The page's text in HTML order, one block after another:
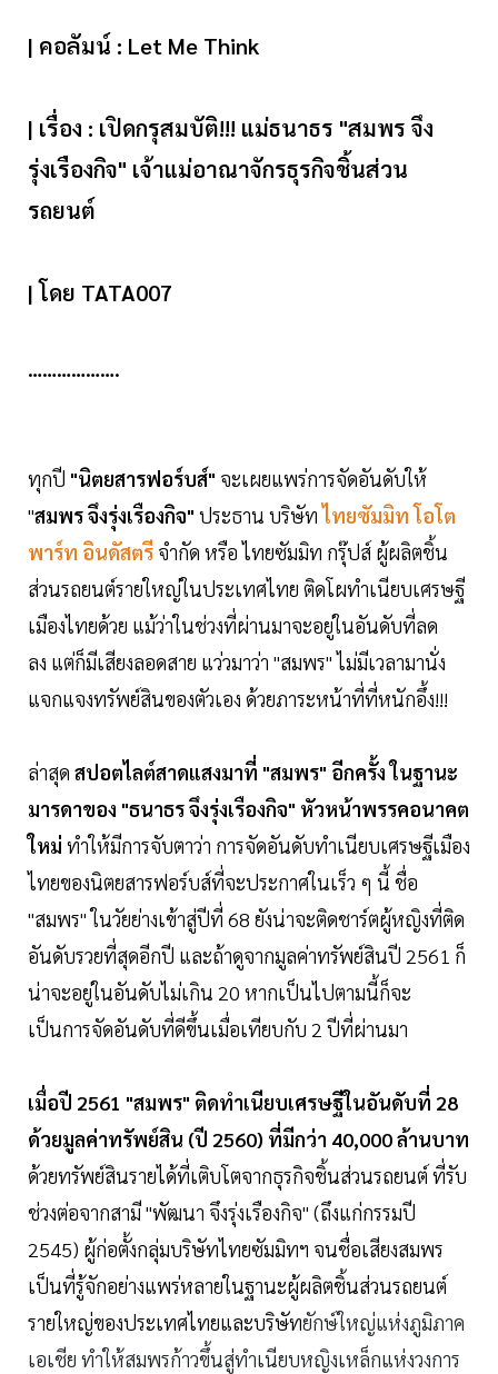
| คอลัมน์ : Let Me Think
| เรื่อง : เปิดกรุสมบัติ!!! แม่ธนาธร "สมพร จึง
รุ่งเรืองกิจ" เจ้าแม่อาณาจักรธุรกิจชิ้นส่วน
รถยนต์
| โดย TATA007
……………….
ทุกปี "นิตยสารฟอร์บส์" จะเผยแพร่การจัดอันดับให้
"สมพร จึงรุ่งเรืองกิจ" ประธาน บริษัทไทยซัมมิท โอโต
พาร์ท อินดัสตรี จำกัด หรือ ไทยซัมมิท กรุ๊ปส์ ผู้ผลิตชิ้น
ส่วนรถยนต์รายใหญ่ในประเทศไทย ติดโผทำเนียบเศรษฐี
เมืองไทยด้วย แม้ว่าในช่วงที่ผ่านมาจะอยู่ในอันดับที่ลด
ลง แต่ก็มีเสียงลอดสาย แว่วมาว่า "สมพร" ไม่มีเวลามานั่ง
แจกแจงทรัพย์สินของตัวเอง ด้วยภาระหน้าที่ที่หนักอึ้ง!!!
ล่าสุด สปอตไลต์สาดแสงมาที่ "สมพร" อีกครั้ง ในฐานะ
มารดาของ "ธนาธร จึงรุ่งเรืองกิจ" หัวหน้าพรรคอนาคต
ใหม่ ทำให้มีการจับตาว่า การจัดอันดับทำเนียบเศรษฐีเมือง
ไทยของนิตยสารฟอร์บส์ที่จะประกาศในเร็ว ๆ นี้ ชื่อ
"สมพร" ในวัยย่างเข้าสู่ปีที่ 68 ยังน่าจะติดชาร์ตผู้หญิงที่ติด
อันดับรวยที่สุดอีกปี และถ้าดูจากมูลค่าทรัพย์สินปี 2561 ก็
น่าจะอยู่ในอันดับไม่เกิน 20 หากเป็นไปตามนี้ก็จะ
เป็นการจัดอันดับที่ดีขึ้นเมื่อเทียบกับ 2 ปีที่ผ่านมา
เมื่อปี 2561 "สมพร" ติดทำเนียบเศรษฐีในอันดับที่ 28
ด้วยมูลค่าทรัพย์สิน (ปี 2560) ที่มีกว่า 40,000 ล้านบาท
ด้วยทรัพย์สินรายได้ที่เติบโตจากธุรกิจชิ้นส่วนรถยนต์ ที่รับ
ช่วงต่อจากสามี "พัฒนา จึงรุ่งเรืองกิจ" (ถึงแก่กรรมปี
2545) ผู้ก่อตั้งกลุ่มบริษัทไทยซัมมิทฯ จนชื่อเสียงสมพร
เป็นที่รู้จักอย่างแพร่หลายในฐานะผู้ผลิตชิ้นส่วนรถยนต์
รายใหญ่ของประเทศไทยและบริษัทยักษ์ใหญ่แห่งภูมิภาค
เอเชีย ทำให้สมพรก้าวขึ้นสู่ทำเนียบหญิงเหล็กแห่งวงการ